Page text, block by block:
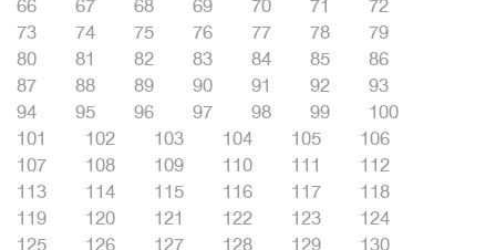
73
74 75 76 77 78
79
80
81 82 83 84 85
86
87
88 89 90 91 92
93
94
95 96 97 98 99
100
101
102 103 104 105
106
107
108 109 110 111
112
113
114 115 116 117
118
119
120 121 122 123
124